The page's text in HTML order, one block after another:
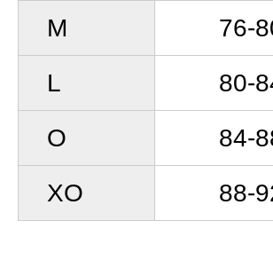
M
76-
L
80-
O
84-
XO
88-